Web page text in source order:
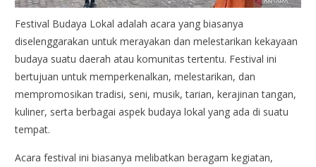
Festival Budaya Lokal adalah acara yang biasanya
diselenggarakan untuk merayakan dan melestarikan kekayaan
budaya suatu daerah atau komunitas tertentu. Festival ini
bertujuan untuk memperkenalkan, melestarikan, dan
mempromosikan tradisi, seni, musik, tarian, kerajinan tangan,
kuliner, serta berbagai aspek budaya lokal yang ada di suatu
tempat.
Acara festival ini biasanya melibatkan beragam kegiatan,